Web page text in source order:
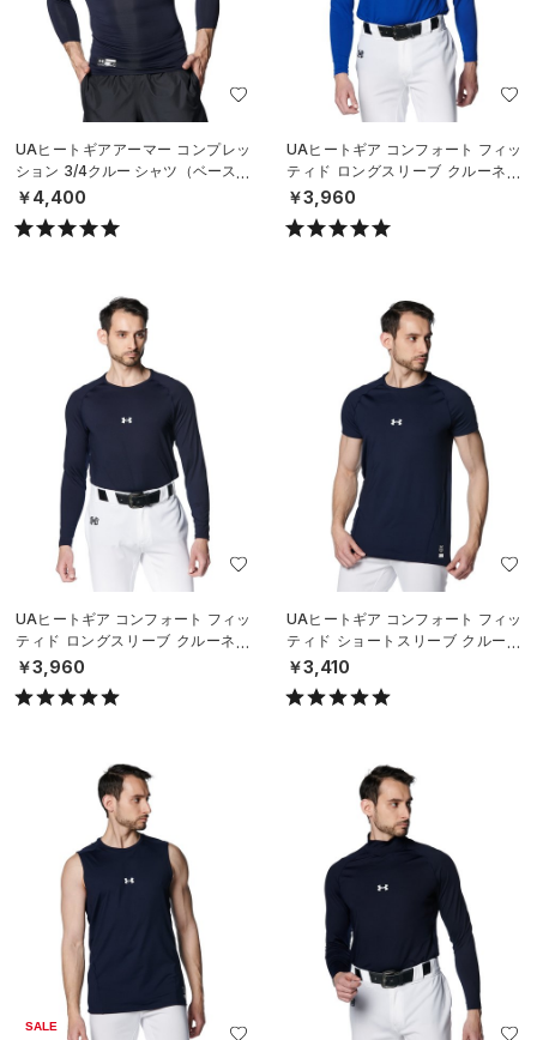
UAヒートギアアーマー コンプレッ
ション 3/4クルー シャツ（ベースボ
ール/MEN）
￥4,400
UAヒートギア コンフォート フィッ
ティド ロングスリーブ クルーネッ
ク シャツ（ベースボール/MEN）
￥3,960
UAヒートギア コンフォート フィッ
ティド ロングスリーブ クルーネッ
ク シャツ（ベースボール/MEN）
￥3,960
UAヒートギア コンフォート フィッ
ティド ショートスリーブ クルーネ
ック シャツ（ベースボール/MEN）
￥3,410
SALE